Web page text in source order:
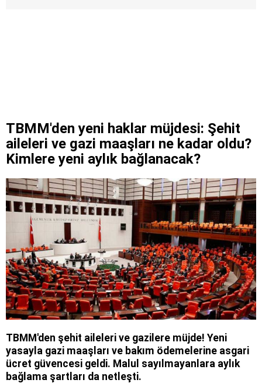
TBMM'den yeni haklar müjdesi: Şehit
aileleri ve gazi maaşları ne kadar oldu?
Kimlere yeni aylık bağlanacak?
TBMM'den şehit aileleri ve gazilere müjde! Yeni
yasayla gazi maaşları ve bakım ödemelerine asgari
ücret güvencesi geldi. Malul sayılmayanlara aylık
bağlama şartları da netleşti.